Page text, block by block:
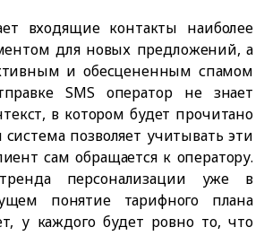
входящие контакты наиболее
для новых предложений, а
и обесцененным спамом
SMS оператор не знает
в котором будет прочитано
позволяет учитывать эти
сам обращается к оператору.
персонализации уже в
понятие тарифного плана
у каждого будет ровно то, что